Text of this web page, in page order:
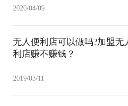
2020/04/09
无人便利店可以做吗?加盟无
利店赚不赚钱？
2019/03/11